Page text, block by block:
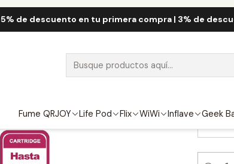
5% de descuento en tu primera compra | 3% de
Fume QRJOY Life Pod Flix WiWi Inflave Geek
Life
Puff
FUERZA